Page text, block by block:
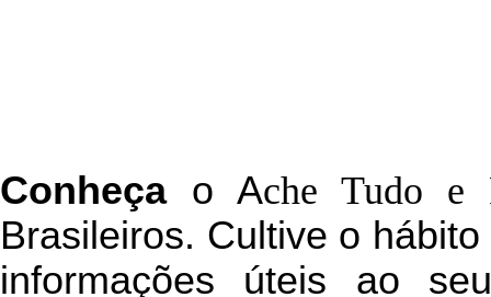
Conheçao Ache Tudo e
Brasileiros. Cultive o
informações úteis ao